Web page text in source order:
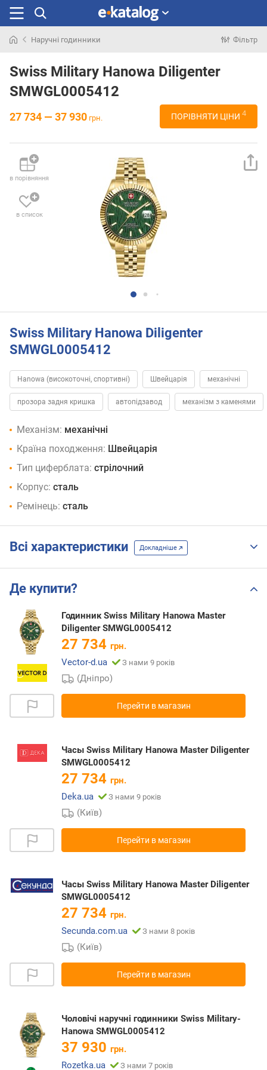
раніше
Наручні годинники Фільтр
Swiss Military Hanowa Diligenter
SMWGL0005412
27 734 — 37 930 грн. ПОРІВНЯТИ ЦІНИ 4
в порівняння
в список
Swiss Military Hanowa Diligenter
SMWGL0005412
Hanowa (високоточні, спортивні) Швейцарія механічні
прозора задня кришка автопідзавод механізм з каменями
Механізм: механічні
Країна походження: Швейцарія
Тип циферблата: стрілочний
Корпус: сталь
Ремінець: сталь
Всі характеристики Докладніше
Де купити?
Годинник Swiss Military Hanowa Master
Diligenter SMWGL0005412
27 734 грн.
Vector-d.ua
З нами 9 років
(Дніпро)
Перейти в магазин
Часы Swiss Military Hanowa Master Diligenter
SMWGL0005412
27 734 грн.
Deka.ua
З нами 9 років
(Київ)
Перейти в магазин
Часы Swiss Military Hanowa Master Diligenter
SMWGL0005412
27 734 грн.
Secunda.com.ua
З нами 8 років
(Київ)
Перейти в магазин
Чоловічі наручні годинники Swiss Military-
Hanowa SMWGL0005412
37 930 грн.
Rozetka.ua
З нами 7 років